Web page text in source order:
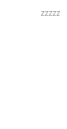
zzzzz